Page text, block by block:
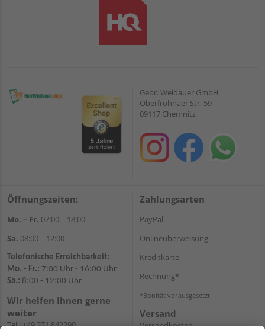
Gebr. Weidauer GmbH
Oberfrohnaer Str. 59
09117 Chemnitz
Öffnungszeiten:
Mo. – Fr. 07:00 – 18:00
Sa. 08:00 – 12:00
Telefonische Erreichbarkeit:
Mo. - Fr.: 7:00 Uhr - 16:00 Uhr
Sa.: 8:00 - 12:00 Uhr
Wir helfen Ihnen gerne
weiter
Tel.:+49 371 842290
Zahlungsarten
PayPal
Onlineüberweisung
Kreditkarte
Rechnung*
*Bonität vorausgesetzt
Versand
Versandkosten